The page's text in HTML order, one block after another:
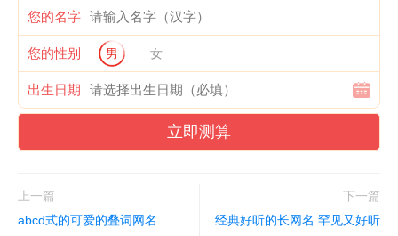
您的名字
您的性别 男 女
出生日期
立即测算
上一篇
abcd式的可爱的叠词网名
下一篇
经典好听的长网名 罕见又好听